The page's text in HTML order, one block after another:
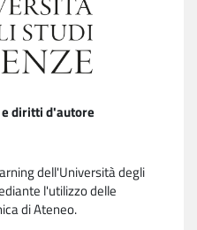
diritti d'autore
dell'Università degli
l'utilizzo delle
di Ateneo.